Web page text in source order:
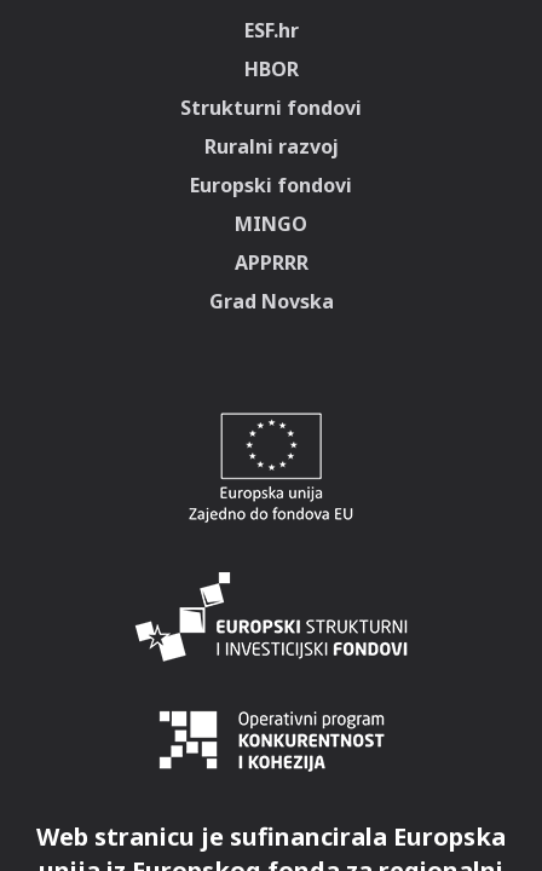
ESF.hr
HBOR
Strukturni fondovi
Ruralni razvoj
Europski fondovi
MINGO
APPRRR
Grad Novska
Web stranicu je sufinancirala Europska